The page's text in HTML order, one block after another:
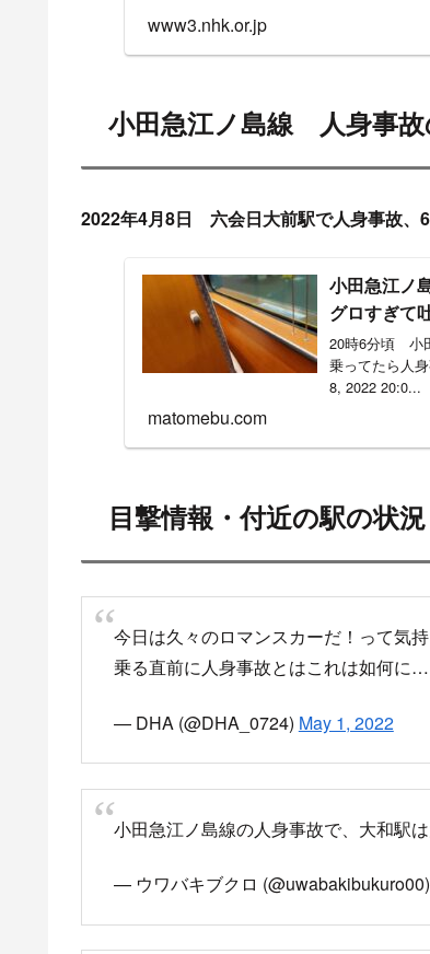
www3.nhk.or.jp
小田急江ノ島線 人身事故
2022年4月8日 六会日大前駅で人身事故、
小田急江ノ
グロすぎて
20時6分頃 小
乗ってたら人
8, 2022 20:0...
matomebu.com
目撃情報・付近の駅の状
今日は久々のロマンスカーだ！って気
乗る直前に人身事故とはこれは如何に…
— DHA (@DHA_0724) May 1, 2022
小田急江ノ島線の人身事故で、大和駅
— ウワバキブクロ (@uwabakibukuro00)